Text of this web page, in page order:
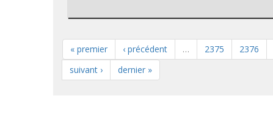
« premier ‹ précédent … 2375 2376
suivant ›
dernier »